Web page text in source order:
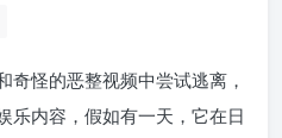
奇怪的恶整视频中尝试逃离，
乐内容，假如有一天，它在日